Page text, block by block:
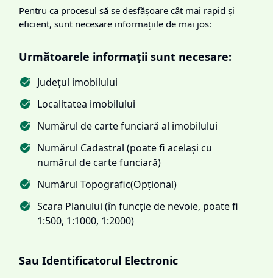
Pentru ca procesul să se desfășoare cât mai rapid și
eficient, sunt necesare informațiile de mai jos:
Următoarele informații sunt necesare:
Județul imobilului
Localitatea imobilului
Numărul de carte funciară al imobilului
Numărul Cadastral (poate fi același cu
numărul de carte funciară)
Numărul Topografic(Opțional)
Scara Planului (în funcție de nevoie, poate fi
1:500, 1:1000, 1:2000)
Sau Identificatorul Electronic